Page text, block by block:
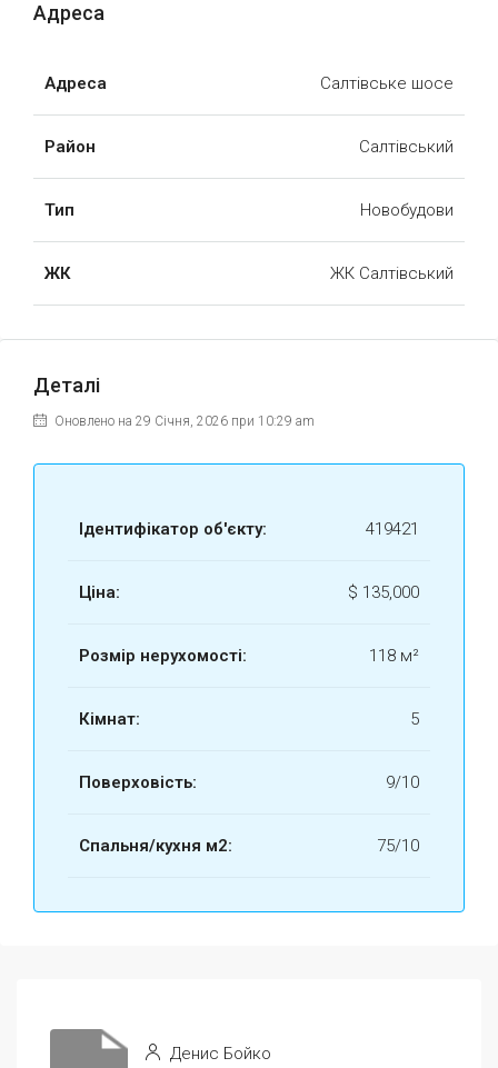
Адреса
Адреса Салтівське шосе
Район Салтівський
Тип Новобудови
ЖК ЖК Салтівський
Деталі
Оновлено на 29 Січня, 2026 при 10:29 am
Ідентифікатор об'єкту: 419421
Ціна: $ 135,000
Розмір нерухомості: 118 м²
Кімнат: 5
Поверховість: 9/10
Спальня/кухня м2: 75/10
Денис Бойко